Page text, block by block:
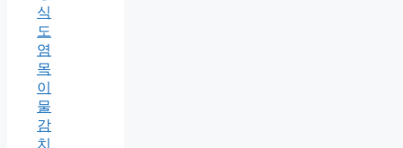
식
도
염
목
이
물
감
치